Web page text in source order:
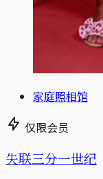
家庭照相馆
仅限会员
失联三分一世纪